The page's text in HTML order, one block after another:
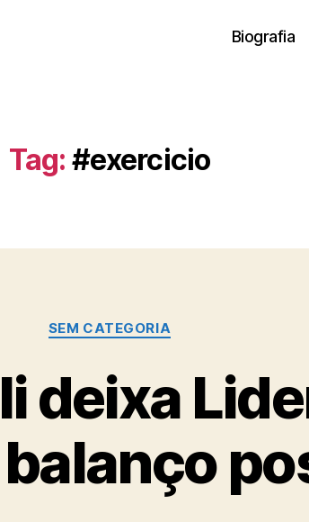
Biografia
Tag: #exercicio
Categorias
SEM CATEGORIA
deixa